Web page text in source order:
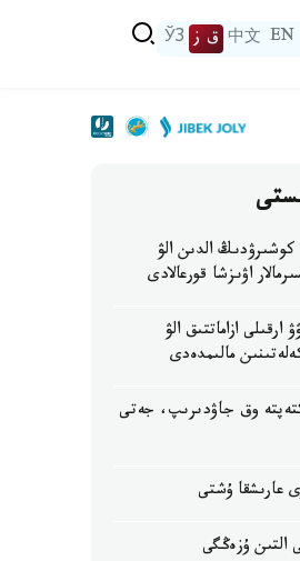
EN
中文 ق ز ЎЗ
كوشىرۋدىڭ الدىن الۋ
اۋىزشا قورعالادى
ازاماتتىق الۋ
مالىمدەدى
وق جاۋدىرىپ، جەتى
ۇزەڭگى